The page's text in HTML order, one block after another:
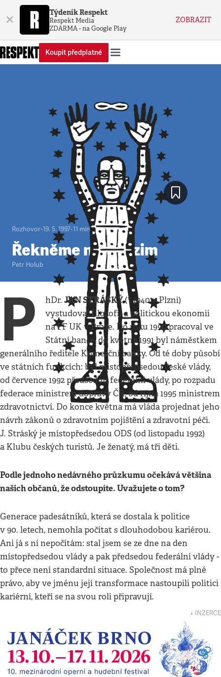
× Týdeník Respekt
Respekt Media
ZDARMA - na Google Play
ZOBRAZIT
Koupit předplatné
Rozhovor•19. 5. 1997•11 minut
Řekněme na podzim
Petr Holub
P hDr.JAN STRÁSKÝ(* 1940 v Plzni)
vystudoval filozofii a politickou ekonomii
na FF UK v Praze. Do roku 1990 pracoval ve
Státní bance, do května 1991 byl náměstkem
generálního ředitele Komerční banky. Od té doby působí
ve státních funkcích: byl místopředsedou české vlády,
od července 1992 předsedou federální vlády, po rozpadu
federace ministrem dopravy ČR, od října 1995 ministrem
zdravotnictví. Do konce května má vláda projednat jeho
návrh zákonů o zdravotním pojištění a zdravotní péči.
J. Stráský je místopředsedou ODS (od listopadu 1992)
a Klubu českých turistů. Je ženatý, má tři děti.
Podle jednoho nedávného průzkumu očekává většina
našich občanů, že odstoupíte. Uvažujete o tom?
Generace padesátníků, která se dostala k politice
v 90. letech, nemohla počítat s dlouhodobou kariérou.
Ani já s ní nepočítám: stal jsem se ze dne na den
místopředsedou vlády a pak předsedou federální vlády -
to přece není standardní situace. Společnost má plné
právo, aby ve jménu její transformace nastoupili politici
kariérní, kteří se na svou roli připravují.
↓ INZERCE